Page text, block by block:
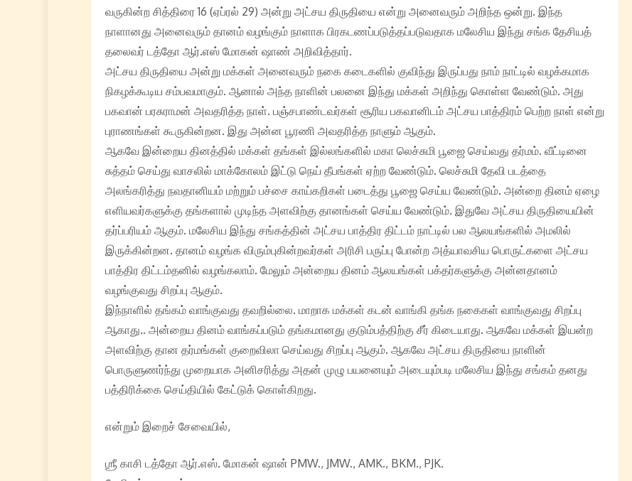
வருகின்ற சித்திரை 16 (ஏப்ரல் 29) அன்று அட்சய திருதியை என்று அனைவரும் அறிந்த ஒன்று. இந்த
நாளானது அனைவரும் தானம் வழங்கும் நாளாக பிரகடணப்படுத்தப்படுவதாக மலேசிய இந்து சங்க தேசியத்
தலைவர் டத்தோ ஆர்.எஸ் மோகன் ஷாண் அறிவித்தார்.
அட்சய திருதியை அன்று மக்கள் அனைவரும் நகை கடைகளில் குவிந்து இருப்பது நாம் நாட்டில் வழக்கமாக
நிகழக்கூடிய சம்பவமாகும். ஆனால் அந்த நாளின் பலனை இந்து மக்கள் அறிந்து கொள்ள வேண்டும். அது
பகவான் பரசுராமன் அவதரித்த நாள். பஞ்சபாண்டவர்கள் சூரிய பகவானிடம் அட்சய பாத்திரம் பெற்ற நாள் என்று
புராணங்கள் கூருகின்றன. இது அன்ன பூரணி அவதரித்த நாளும் ஆகும்.
ஆகவே இன்றைய தினத்தில் மக்கள் தங்கள் இல்லங்களில் மகா லெச்சுமி பூஜை செய்வது தர்மம். வீட்டினை
சுத்தம் செய்து வாசலில் மாக்கோலம் இட்டு நெய் தீபங்கள் ஏற்ற வேண்டும். லெச்சுமி தேவி படத்தை
அலங்கரித்து நவதானியம் மற்றும் பச்சை காய்கறிகள் படைத்து பூஜை செய்ய வேண்டும். அன்றை தினம் ஏழை
எளியவர்களுக்கு தங்களால் முடிந்த அளவிற்கு தானங்கள் செய்ய வேண்டும். இதுவே அட்சய திருதியையின்
தர்ப்பரியம் ஆகும். மலேசிய இந்து சங்கத்தின் அட்சய பாத்திர திட்டம் நாட்டில் பல ஆலயங்களில் அமலில்
இருக்கின்றன. தானம் வழங்க விரும்புகின்றவர்கள் அரிசி பருப்பு போன்ற அத்யாவசிய பொருட்களை அட்சய
பாத்திர திட்டம்தனில் வழங்கலாம். மேலும் அன்றைய தினம் ஆலயங்கள் பக்தர்களுக்கு அன்னதானம்
வழங்குவது சிறப்பு ஆகும்.
இந்நாளில் தங்கம் வாங்குவது தவறில்லை. மாறாக மக்கள் கடன் வாங்கி தங்க நகைகள் வாங்குவது சிறப்பு
ஆகாது.. அன்றைய தினம் வாங்கப்படும் தங்கமானது குடும்பத்திற்கு சீர் கிடையாது. ஆகவே மக்கள் இயன்ற
அளவிற்கு தான தர்மங்கள் குறைவிலா செய்வது சிறப்பு ஆகும். ஆகவே அட்சய திருதியை நாளின்
பொருளுணர்ந்து முறையாக அனிசரித்து அதன் முழு பயனையும் அடையும்படி மலேசிய இந்து சங்கம் தனது
பத்திரிக்கை செய்தியில் கேட்டுக் கொள்கிறது.
என்றும் இறைச் சேவையில்,
ஶ்ரீ காசி டத்தோ ஆர்.எஸ். மோகன் ஷான் PMW., JMW., AMK., BKM., PJK.